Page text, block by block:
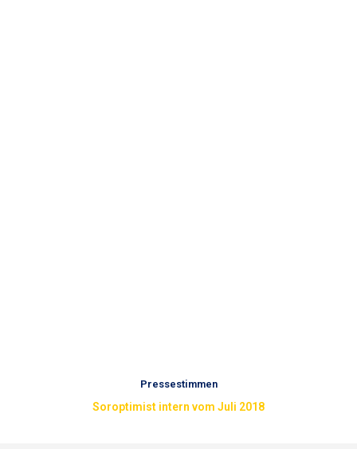
Pressestimmen
Soroptimist intern vom Juli 2018